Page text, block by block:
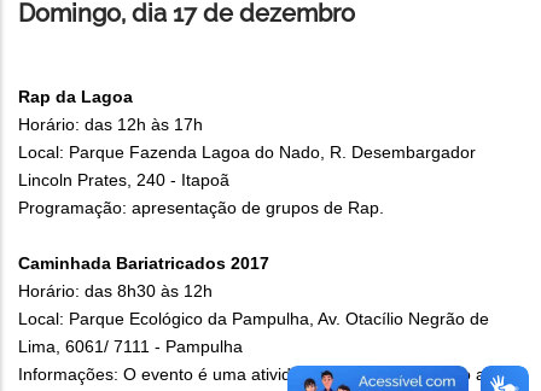
Domingo, dia 17 de dezembro
Rap da Lagoa
Horário: das 12h às 17h
Local: Parque Fazenda Lagoa do Nado, R. Desembargador
Lincoln Prates, 240 - Itapoã
Programação: apresentação de grupos de Rap.
Caminhada Bariatricados 2017
Horário: das 8h30 às 12h
Local: Parque Ecológico da Pampulha, Av. Otacílio Negrão de
Lima, 6061/ 7111 - Pampulha
Informações: O evento é uma atividade de conscientização ao